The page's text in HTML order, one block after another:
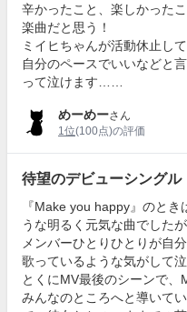
辛かったこと、楽しかった
楽曲だと思う！
ミイヒちゃんが活動休止し
自分のペースでいいなどと
って泣けます……
めーめーさん
1位(100点)の評価
待望のデビューシングル
『Make you happy』のと
うな明るく元気な曲でした
メンバーひとりひとりが自
歌っているような気がし
とくにMV最後のシーンで、
みんなのところへと導いて